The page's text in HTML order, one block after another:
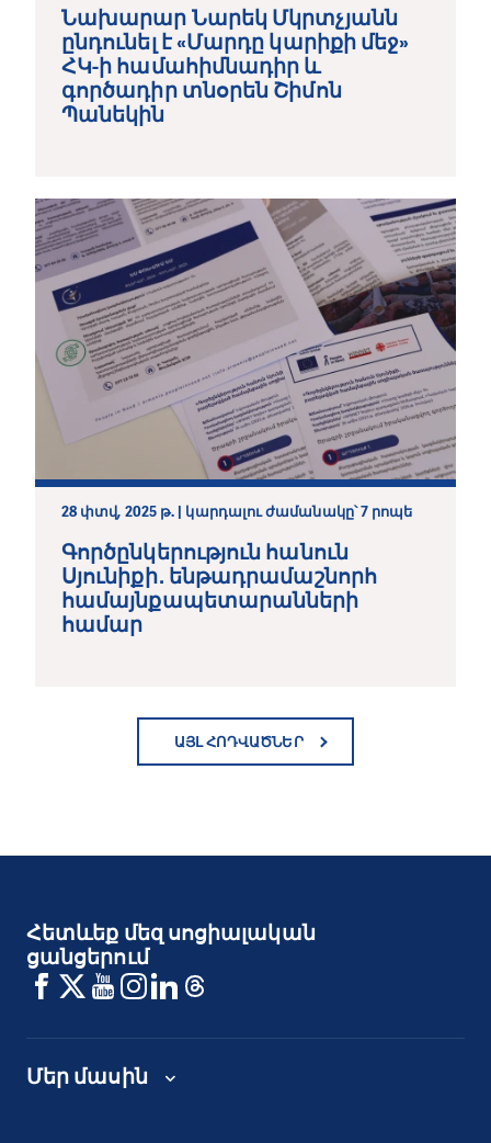
Նախարար Նարեկ Մկրտչյանն
ընդունել է «Մարդը կարիքի մեջ»
ՀԿ-ի համահիմնադիր և
գործադիր տնօրեն Շիմոն
Պանեկին
28 փտվ, 2025 թ. | կարդալու ժամանակը՝ 7 րոպե
Գործընկերություն հանուն
Սյունիքի․ ենթադրամաշնորհ
համայնքապետարանների
համար
ԱՅԼ ՀՈԴՎԱԾՆԵՐ
Հետևեք մեզ սոցիալական
ցանցերում
Մեր մասին